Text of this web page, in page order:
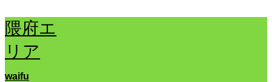
隈府エ
リア
waifu